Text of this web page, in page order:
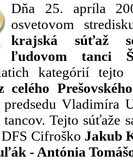
Dňa 25. apríla
osvetovom
krajská súťaž
ľudovom tanci
kategórií
celého
Vladimíra
Tejto súťaže
Cifroško Jakub
- Antónia